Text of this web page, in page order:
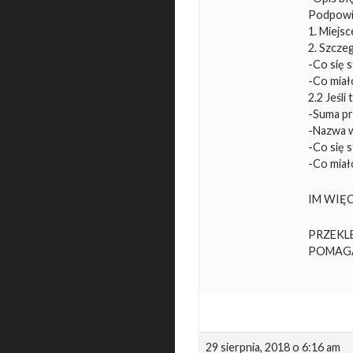
1.
2.
-Co się
-Co
2.2 Jeśli
-Suma
-Nazwa
-Co się
-Co
IM
29 sierpnia, 2018 o 6:16 am